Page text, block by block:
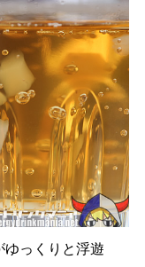
ゆっくりと浮遊